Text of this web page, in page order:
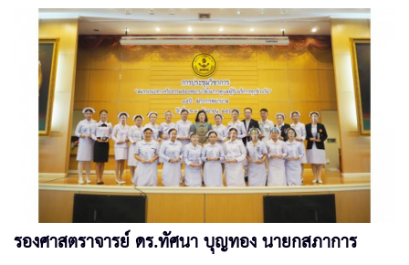
รองศาสตราจารย์ ดร.ทัศนา บุญทอง นายกสภาการ